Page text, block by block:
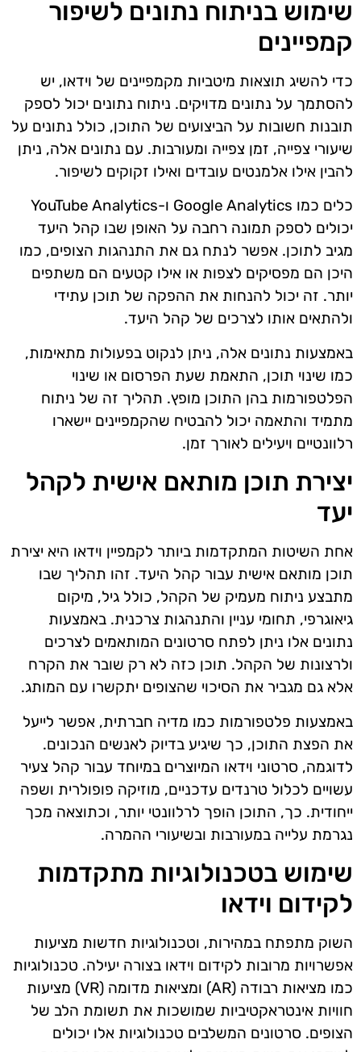
שימוש בניתוח נתונים לשיפור
קמפיינים
כדי להשיג תוצאות מיטביות מקמפיינים של וידאו, יש
להסתמך על נתונים מדויקים. ניתוח נתונים יכול לספק
תובנות חשובות על הביצועים של התוכן, כולל נתונים על
שיעורי צפייה, זמן צפייה ומעורבות. עם נתונים אלה, ניתן
להבין אילו אלמנטים עובדים ואילו זקוקים לשיפור.
כלים כמו Google Analytics ו-YouTube Analytics
יכולים לספק תמונה רחבה על האופן שבו קהל היעד
מגיב לתוכן. אפשר לנתח גם את התנהגות הצופים, כמו
היכן הם מפסיקים לצפות או אילו קטעים הם משתפים
יותר. זה יכול להנחות את ההפקה של תוכן עתידי
ולהתאים אותו לצרכים של קהל היעד.
באמצעות נתונים אלה, ניתן לנקוט בפעולות מתאימות,
כמו שינוי תוכן, התאמת שעת הפרסום או שינוי
הפלטפורמות בהן התוכן מופץ. תהליך זה של ניתוח
מתמיד והתאמה יכול להבטיח שהקמפיינים יישארו
רלוונטיים ויעילים לאורך זמן.
יצירת תוכן מותאם אישית לקהל
יעד
אחת השיטות המתקדמות ביותר לקמפיין וידאו היא יצירת
תוכן מותאם אישית עבור קהל היעד. זהו תהליך שבו
מתבצע ניתוח מעמיק של הקהל, כולל גיל, מיקום
גיאוגרפי, תחומי עניין והתנהגות צרכנית. באמצעות
נתונים אלו ניתן לפתח סרטונים המותאמים לצרכים
ולרצונות של הקהל. תוכן כזה לא רק שובר את הקרח
אלא גם מגביר את הסיכוי שהצופים יתקשרו עם המותג.
באמצעות פלטפורמות כמו מדיה חברתית, אפשר לייעל
את הפצת התוכן, כך שיגיע בדיוק לאנשים הנכונים.
לדוגמה, סרטוני וידאו המיוצרים במיוחד עבור קהל צעיר
עשויים לכלול טרנדים עדכניים, מוזיקה פופולרית ושפה
ייחודית. כך, התוכן הופך לרלוונטי יותר, וכתוצאה מכך
נגרמת עלייה במעורבות ובשיעורי ההמרה.
שימוש בטכנולוגיות מתקדמות
לקידום וידאו
השוק מתפתח במהירות, וטכנולוגיות חדשות מציעות
אפשרויות מרובות לקידום וידאו בצורה יעילה. טכנולוגיות
כמו מציאות רבודה (AR) ומציאות מדומה (VR) מציעות
חוויות אינטראקטיביות שמושכות את תשומת הלב של
הצופים. סרטונים המשלבים טכנולוגיות אלו יכולים